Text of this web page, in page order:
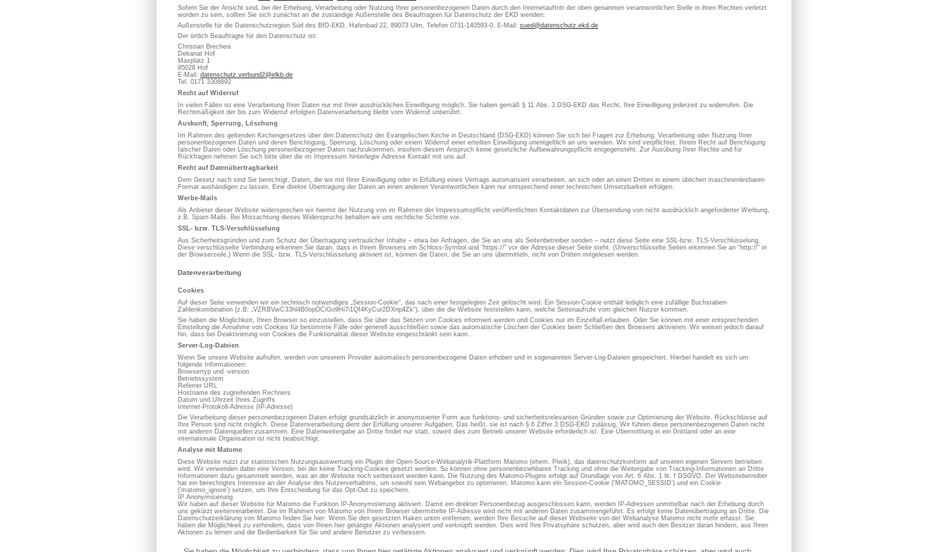
Sofern Sie der Ansicht sind, bei der Erhebung, Verarbeitung oder Nutzung Ihrer personenbezogenen Daten durch den Internetauftritt der oben genannten verantwortlichen Stelle in ihren Rechten verletzt
worden zu sein, sollten Sie sich zunächst an die zuständige Außenstelle des Beauftragten für Datenschutz der EKD wenden:
Außenstelle für die Datenschutzregion Süd des BfD-EKD, Hafenbad 22, 89073 Ulm, Telefon 0731-140593-0, E-Mail: sued@datenschutz.ekd.de
Der örtlich Beauftragte für den Datenschutz ist:
Christian Brecheis
Dekanat Hof
Maxplatz 1
95028 Hof
E-Mail: datenschutz.verbund2@elkb.de
Tel. 0171 3308892
Recht auf Widerruf
In vielen Fällen ist eine Verarbeitung Ihrer Daten nur mit Ihrer ausdrücklichen Einwilligung möglich. Sie haben gemäß § 11 Abs. 3 DSG-EKD das Recht, Ihre Einwilligung jederzeit zu widerrufen. Die
Rechtmäßigkeit der bis zum Widerruf erfolgten Datenverarbeitung bleibt vom Widerruf unberührt.
Auskunft, Sperrung, Löschung
Im Rahmen des geltenden Kirchengesetzes über den Datenschutz der Evangelischen Kirche in Deutschland (DSG-EKD) können Sie sich bei Fragen zur Erhebung, Verarbeitung oder Nutzung Ihrer
personenbezogenen Daten und deren Berichtigung, Sperrung, Löschung oder einem Widerruf einer erteilten Einwilligung unentgeltlich an uns wenden. Wir sind verpflichtet, Ihrem Recht auf Berichtigung
falscher Daten oder Löschung personenbezogener Daten nachzukommen, insofern diesem Anspruch keine gesetzliche Aufbewahrungspflicht entgegensteht. Zur Ausübung Ihrer Rechte und für
Rückfragen nehmen Sie sich bitte über die im Impressum hinterlegte Adresse Kontakt mit uns auf.
Recht auf Datenübertragbarkeit
Dem Gesetz nach sind Sie berechtigt, Daten, die wir mit Ihrer Einwilligung oder in Erfüllung eines Vertrags automatisiert verarbeiten, an sich oder an einen Dritten in einem üblichen maschinenlesbaren
Format aushändigen zu lassen. Eine direkte Übertragung der Daten an einen anderen Verantwortlichen kann nur entsprechend einer technischen Umsetzbarkeit erfolgen.
Werbe-Mails
Als Anbieter dieser Website widersprechen wir hiermit der Nutzung von im Rahmen der Impressumspflicht veröffentlichten Kontaktdaten zur Übersendung von nicht ausdrücklich angeforderter Werbung,
z.B. Spam-Mails. Bei Missachtung dieses Widerspruchs behalten wir uns rechtliche Schritte vor.
SSL- bzw. TLS-Verschlüsselung
Aus Sicherheitsgründen und zum Schutz der Übertragung vertraulicher Inhalte – etwa bei Anfragen, die Sie an uns als Seitenbetreiber senden – nutzt diese Seite eine SSL-bzw. TLS-Verschlüsselung.
Diese verschlüsselte Verbindung erkennen Sie daran, dass in Ihrem Browsers ein Schloss-Symbol und “https://” vor der Adresse dieser Seite steht. (Unverschlüsselte Seiten erkennen Sie an “http://” in
der Browserzeile.) Wenn die SSL- bzw. TLS-Verschlüsselung aktiviert ist, können die Daten, die Sie an uns übermitteln, nicht von Dritten mitgelesen werden.
Datenverarbeitung
Cookies
Auf dieser Seite verwenden wir ein technisch notwendiges „Session-Cookie“, das nach einer festgelegten Zeit gelöscht wird. Ein Session-Cookie enthält lediglich eine zufällige Buchstaben-
Zahlenkombination (z.B: „VZRBVwC33hl4B0opOCiGo9Hi7i1Qf4KyCur2DXnp4Zk“), über die die Website feststellen kann, welche Seitenaufrufe vom gleichen Nutzer kommen.
Sie haben die Möglichkeit, Ihren Browser so einzustellen, dass Sie über das Setzen von Cookies informiert werden und Cookies nur im Einzelfall erlauben. Oder Sie können mit einer entsprechenden
Einstellung die Annahme von Cookies für bestimmte Fälle oder generell ausschließen sowie das automatische Löschen der Cookies beim Schließen des Browsers aktivieren. Wir weisen jedoch darauf
hin, dass bei Deaktivierung von Cookies die Funktionalität dieser Website eingeschränkt sein kann.
Server-Log-Dateien
Wenn Sie unsere Website aufrufen, werden von unserem Provider automatisch personenbezogene Daten erhoben und in sogenannten Server-Log-Dateien gespeichert. Hierbei handelt es sich um
folgende Informationen:
Browsertyp und -version
Betriebssystem
Referrer URL
Hostname des zugreifenden Rechners
Datum und Uhrzeit Ihres Zugriffs
Internet-Protokoll-Adresse (IP-Adresse)
Die Verarbeitung dieser personenbezogenen Daten erfolgt grundsätzlich in anonymisierter Form aus funktions- und sicherheitsrelevanten Gründen sowie zur Optimierung der Website. Rückschlüsse auf
Ihre Person sind nicht möglich. Diese Datenverarbeitung dient der Erfüllung unserer Aufgaben. Das heißt, sie ist nach § 6 Ziffer 3 DSG-EKD zulässig. Wir führen diese personenbezogenen Daten nicht
mit anderen Datenquellen zusammen. Eine Datenweitergabe an Dritte findet nur statt, soweit dies zum Betrieb unserer Website erforderlich ist. Eine Übermittlung in ein Drittland oder an eine
internationale Organisation ist nicht beabsichtigt.
Analyse mit Matomo
Diese Website nutzt zur statistischen Nutzungsauswertung ein Plugin der Open-Source-Webanalytik-Plattform Matomo (ehem. Piwik), das datenschutzkonform auf unseren eigenen Servern betrieben
wird. Wir verwenden dabei eine Version, bei der keine Tracking-Cookies gesetzt werden. So können ohne personenbeziehbares Tracking und ohne die Weitergabe von Tracking-Informationen an Dritte
Informationen dazu gesammelt werden, was an der Website noch verbessert werden kann. Die Nutzung des Matomo-Plugins erfolgt auf Grundlage von Art. 6 Abs. 1 lit. f DSGVO. Der Websitebetreiber
hat ein berechtigtes Interesse an der Analyse des Nutzerverhaltens, um sowohl sein Webangebot zu optimieren. Matomo kann ein Session-Cookie ('MATOMO_SESSID') und ein Cookie
('matomo_ignore') setzen, um Ihre Entscheidung für das Opt-Out zu speichern.
IP Anonymisierung
Wir haben auf dieser Website für Matomo die Funktion IP-Anonymisierung aktiviert. Damit ein direkter Personenbezug ausgeschlossen kann, werden IP-Adressen unmittelbar nach der Erhebung durch
uns gekürzt weiterverarbeitet. Die im Rahmen von Matomo von Ihrem Browser übermittelte IP-Adresse wird nicht mit anderen Daten zusammengeführt. Es erfolgt keine Datenübertragung an Dritte. Die
Datenschutzerklärung von Matomo finden Sie hier. Wenn Sie den gesetzten Haken unten entfernen, werden Ihre Besuche auf dieser Webseite von der Webanalyse Matomo nicht mehr erfasst. Sie
haben die Möglichkeit zu verhindern, dass von Ihnen hier getätigte Aktionen analysiert und verknüpft werden. Dies wird Ihre Privatsphäre schützen, aber wird auch den Besitzer daran hindern, aus Ihren
Aktionen zu lernen und die Bedienbarkeit für Sie und andere Benutzer zu verbessern.